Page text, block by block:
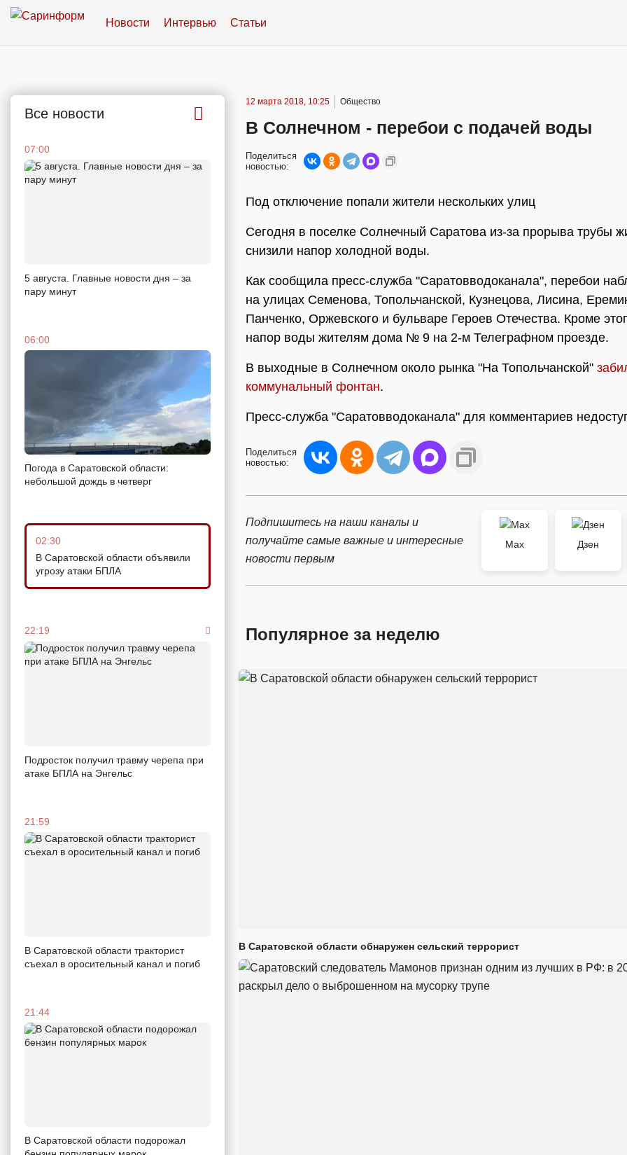
Новости Интервью Статьи
Все новости
07:00
5 августа. Главные новости дня – за
пару минут
06:00
Погода в Саратовской области:
небольшой дождь в четверг
02:30
В Саратовской области объявили
угрозу атаки БПЛА
22:19
Подросток получил травму черепа при
атаке БПЛА на Энгельс
21:59
В Саратовской области тракторист
съехал в оросительный канал и погиб
21:44
В Саратовской области подорожал
12 марта 2018, 10:25 Общество
В Солнечном - перебои с подачей воды
Поделиться
новостью:
Под отключение попали жители нескольких улиц
Сегодня в поселке Солнечный Саратова из-за прорыва трубы
снизили напор холодной воды.
Как сообщила пресс-служба "Саратовводоканала", перебои
на улицах Семенова, Топольчанской, Кузнецова, Лисина,
Панченко, Оржевского и бульваре Героев Отечества. Кроме
напор воды жителям дома № 9 на 2-м Телеграфном проезде.
В выходные в Солнечном около рынка "На Топольчанской"
коммунальный фонтан.
Пресс-служба "Саратовводоканала" для комментариев
Поделиться
новостью:
Подпишитесь на наши каналы и
получайте самые важные и интересные
новости первым
Max
Дзен
Популярное за неделю
В Саратовской области обнаружен сельский террорист